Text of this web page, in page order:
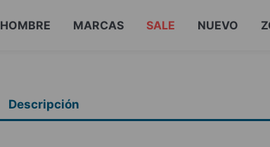
HOMBRE MARCAS SALE NUEVO
Descripción